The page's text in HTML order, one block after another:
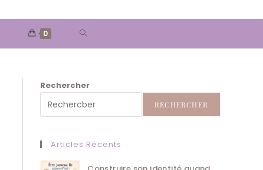
0 TOGGLE
SEARCH
Rechercher
RECHERCHER
Articles Récents